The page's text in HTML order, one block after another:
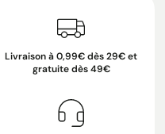
Livraison à 0,99€ dès 29€ et
gratuite dès 49€